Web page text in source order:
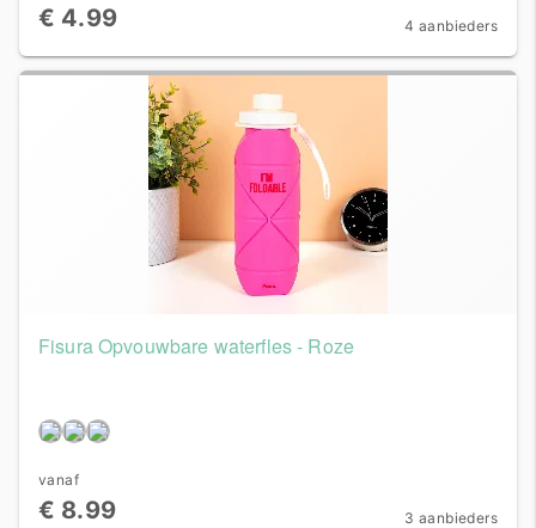
€ 4.99 4 aanbieders
Fisura Opvouwbare waterfles - Roze
vanaf
€ 8.99 3 aanbieders